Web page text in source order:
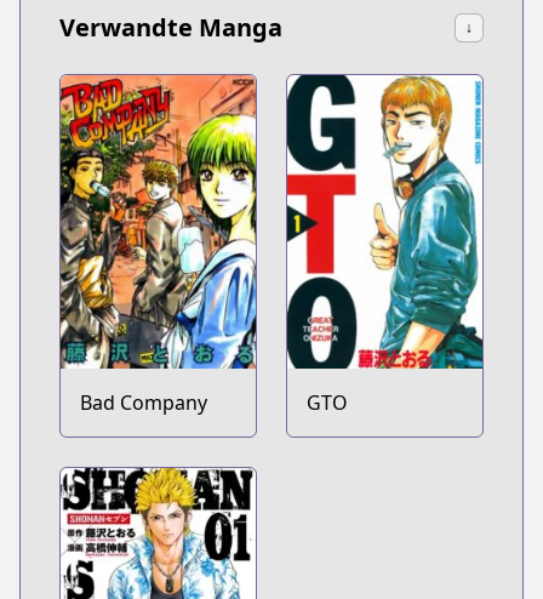
Verwandte Manga ↓
Bad Company GTO